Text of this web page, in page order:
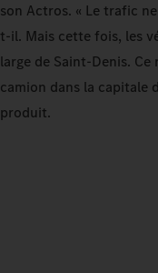
son Actros. « Le trafic
t-il. Mais cette fois, les
large de Saint-Denis. Ce
camion dans la capitale
produit.